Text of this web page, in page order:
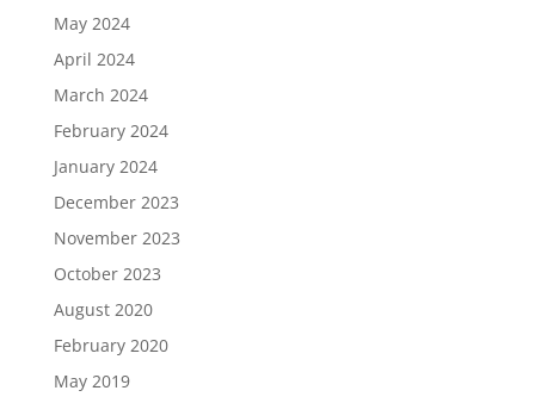
May 2024
April 2024
March 2024
February 2024
January 2024
December 2023
November 2023
October 2023
August 2020
February 2020
May 2019